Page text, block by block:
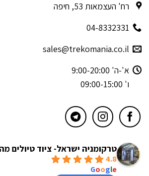
רח' העצמאות 53, חיפה
04-8332331
sales@trekomania.co.il
א'-ה' 9:00-20:00
ו' 09:00-15:00
טרקומניה ישראל- ציוד טיולים
4.8
Google